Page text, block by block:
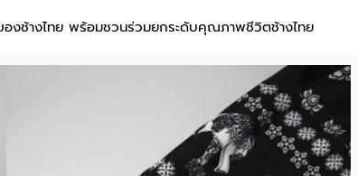
องช้างไทย พร้อมชวนร่วมยกระดับคุณภาพชีวิตช้างไทย